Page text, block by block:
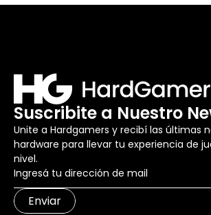
Suscribite a Nuestro
Unite a Hardgamers y recibí las últimas
hardware para llevar tu experiencia de
nivel.
Enviar